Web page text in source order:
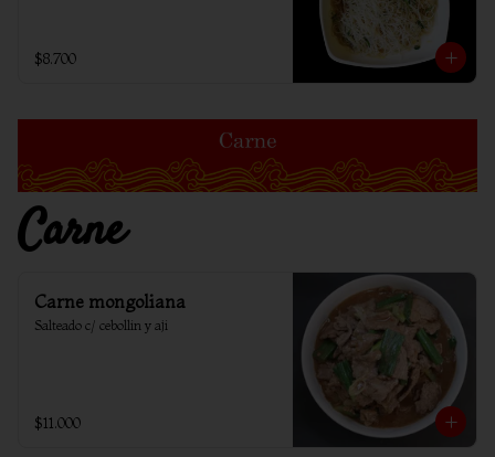
$8.700
Carne
Carne mongoliana
Salteado c/ cebollin y aji
$11.000